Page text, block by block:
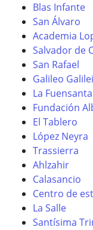
Blas Infante
San Álvaro
Academia
Salvador de
San Rafael
Galileo Galilei
La Fuensanta
Fundación
El Tablero
López Neyra
Trassierra
Ahlzahir
Calasancio
Centro de
La Salle
Santísima